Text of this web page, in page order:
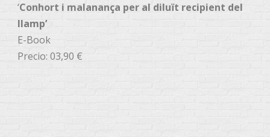
‘Conhort i malanança per al diluït recipient del
llamp’
E-Book
Precio: 03,90 €